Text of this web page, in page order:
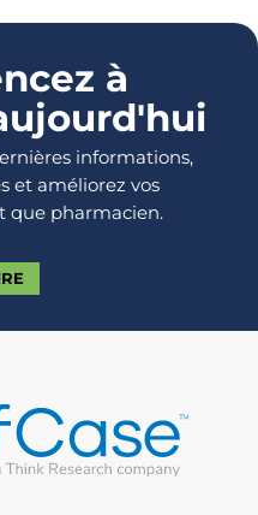
à
informations,
et améliorez vos
que pharmacien.